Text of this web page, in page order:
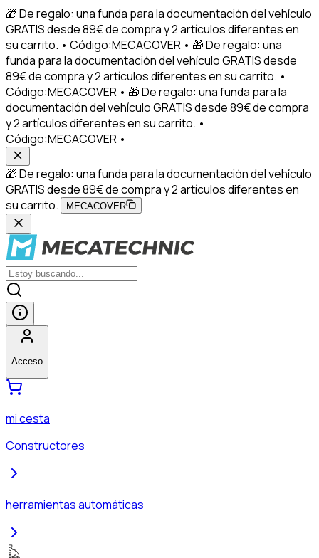
🎁 De regalo: una funda para la documentación del vehículo
GRATIS desde 89€ de compra y 2 artículos diferentes en
su carrito. • Código:MECACOVER • 🎁 De regalo: una
funda para la documentación del vehículo GRATIS desde
89€ de compra y 2 artículos diferentes en su carrito. •
Código:MECACOVER • 🎁 De regalo: una funda para la
documentación del vehículo GRATIS desde 89€ de compra
y 2 artículos diferentes en su carrito. •
Código:MECACOVER •
🎁 De regalo: una funda para la documentación del vehículo
GRATIS desde 89€ de compra y 2 artículos diferentes en
su carrito.
MECACOVER
Acceso
mi cesta
Constructores
herramientas automáticas